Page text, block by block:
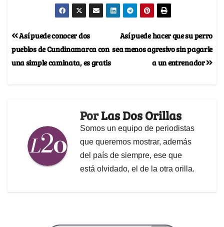
Así puede hacer que su perro
sea menos agresivo sin pagarle
a un entrenador
Así puede conocer dos
pueblos de Cundinamarca con
una simple caminata, es gratis
PorLas Dos Orillas
Somos un equipo de periodistas
que queremos mostrar, además
del país de siempre, ese que
está olvidado, el de la otra orilla.